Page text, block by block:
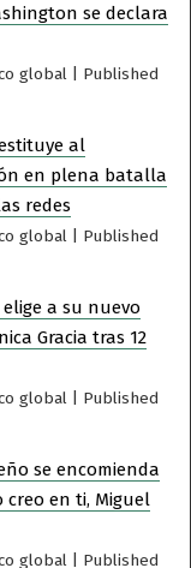
se declara
global
Published
al
en plena batalla
redes
global
Published
a su nuevo
Gracia tras 12
global
Published
se encomienda
creo en ti, Miguel
global
Published